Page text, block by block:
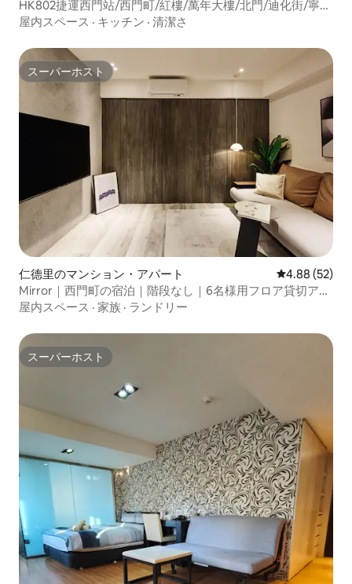
HK802捷運西門站/西門町/紅樓/萬年大樓/北門/迪化街/寧夏
夜市/電梯/2人1室1衛
屋内スペース · キッチン · 清潔さ
スーパーホスト
スーパーホスト
仁德里のマンション・アパート レビュー52
4.88 (52)
Mirror｜西門町の宿泊｜階段なし｜6名様用フロア貸切アパ
ートメント。バスルーム2室｜地下鉄西門駅近く。龍山寺｜
屋内スペース · 家族 · ランドリー
スーパーホスト
スーパーホスト